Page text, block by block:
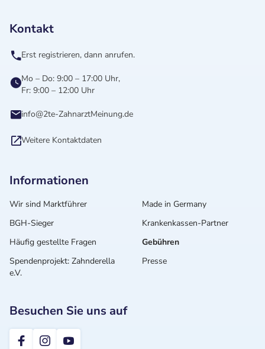
Kontakt
Erst registrieren, dann anrufen.
Mo – Do: 9:00 – 17:00 Uhr,
Fr: 9:00 – 12:00 Uhr
info@2te-ZahnarztMeinung.de
Weitere Kontaktdaten
Informationen
Wir sind Marktführer
Made in Germany
BGH-Sieger
Krankenkassen-Partner
Häufig gestellte Fragen
Gebühren
Spendenprojekt: Zahnderella
e.V.
Presse
Besuchen Sie uns auf